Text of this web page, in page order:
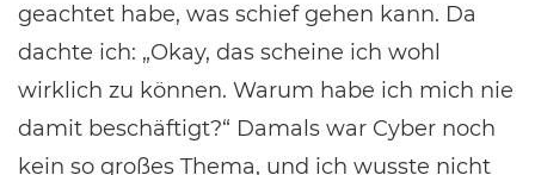
geachtet habe, was schief gehen kann. Da
dachte ich: „Okay, das scheine ich wohl
wirklich zu können. Warum habe ich mich nie
damit beschäftigt?“ Damals war Cyber noch
kein so großes Thema, und ich wusste nicht